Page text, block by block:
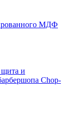
МДФ
щита и
Chop-